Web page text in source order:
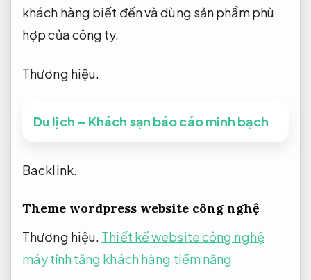
khách hàng biết đến và dùng sản phẩm phù
hợp của công ty.
Thương hiệu.
Du lịch – Khách sạn báo cáo minh bạch
Backlink.
Theme wordpress website công nghệ
Thương hiệu. Thiết kế website công nghệ
máy tính tăng khách hàng tiềm năng